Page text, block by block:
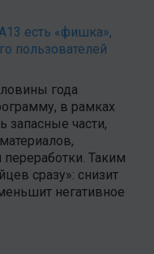
есть «фишка»,
пользователей
года
в рамках
запасные части,
Таким
сразу»: снизит
негативное